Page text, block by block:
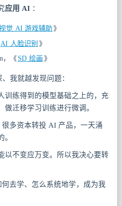
应用 AI：
觉 AI 游戏辅助 》
AI 人脸识别 》
，《 SD 绘画 》
我就越发现问题：
训练得到的模型基础之上的，充
迁移学习训练进行微调。
多资本转投 AI 产品，一天涌
以不变应万变。所以我决心要转
去学、怎么系统地学，成为我